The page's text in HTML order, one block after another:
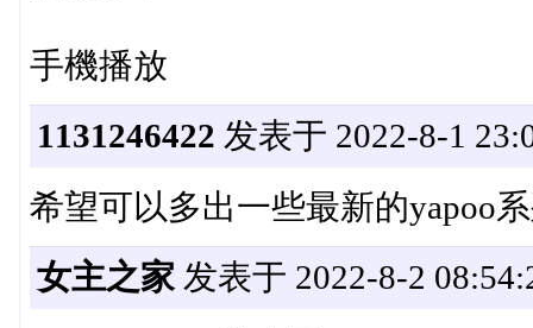
手機播放
1131246422 发表于 2022-8-1
希望可以多出一些最新的yapoo
女主之家 发表于 2022-8-2